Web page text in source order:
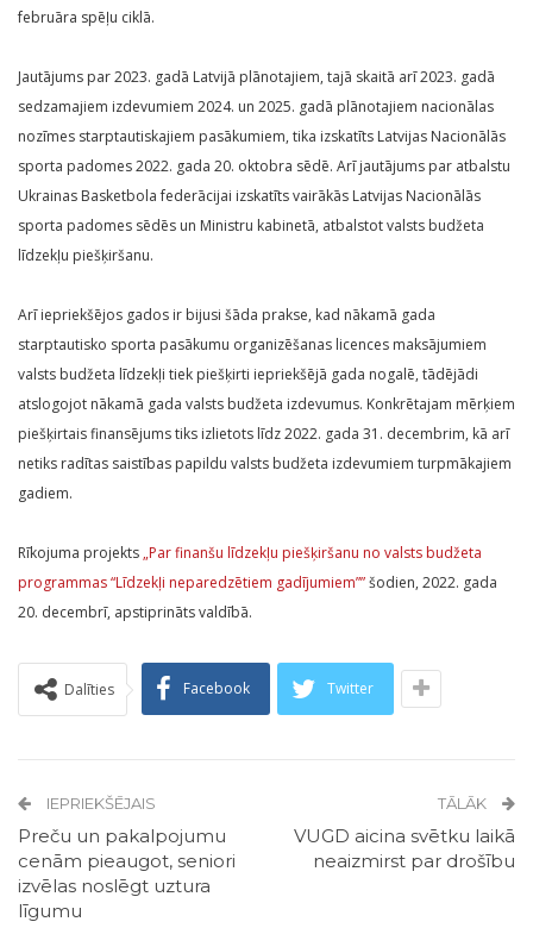
februāra spēļu ciklā.
Jautājums par 2023. gadā Latvijā plānotajiem, tajā skaitā arī 2023. gadā
sedzamajiem izdevumiem 2024. un 2025. gadā plānotajiem nacionālas
nozīmes starptautiskajiem pasākumiem, tika izskatīts Latvijas Nacionālās
sporta padomes 2022. gada 20. oktobra sēdē. Arī jautājums par atbalstu
Ukrainas Basketbola federācijai izskatīts vairākās Latvijas Nacionālās
sporta padomes sēdēs un Ministru kabinetā, atbalstot valsts budžeta
līdzekļu piešķiršanu.
Arī iepriekšējos gados ir bijusi šāda prakse, kad nākamā gada
starptautisko sporta pasākumu organizēšanas licences maksājumiem
valsts budžeta līdzekļi tiek piešķirti iepriekšējā gada nogalē, tādējādi
atslogojot nākamā gada valsts budžeta izdevumus. Konkrētajam mērķiem
piešķirtais finansējums tiks izlietots līdz 2022. gada 31. decembrim, kā arī
netiks radītas saistības papildu valsts budžeta izdevumiem turpmākajiem
gadiem.
Rīkojuma projekts„Par finanšu līdzekļu piešķiršanu no valsts budžeta
programmas “Līdzekļi neparedzētiem gadījumiem””šodien, 2022. gada
20. decembrī, apstiprināts valdībā.
Dalīties Facebook Twitter
IEPRIEKŠĒJAIS
Preču un pakalpojumu
cenām pieaugot, seniori
izvēlas noslēgt uztura
līgumu
TĀLĀK
VUGD aicina svētku laikā
neaizmirst par drošību